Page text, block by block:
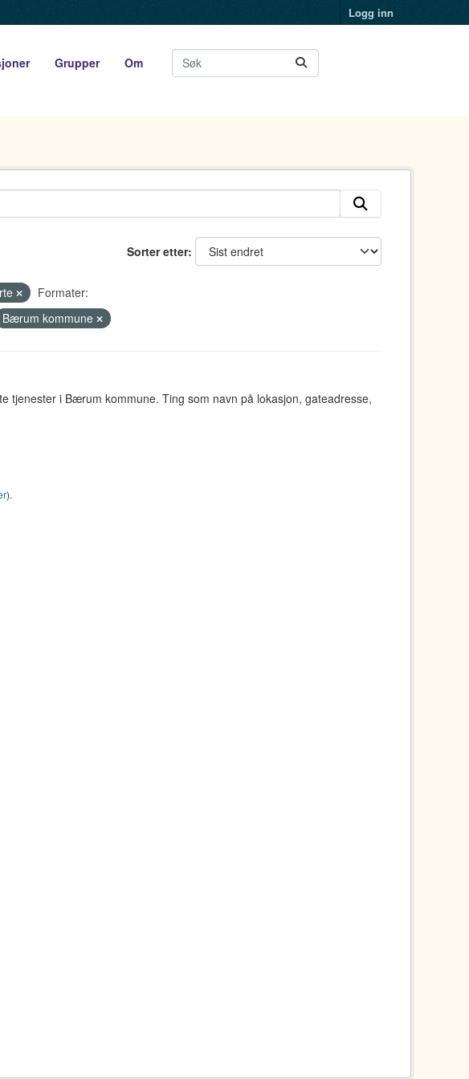
Logg inn
Grupper Om
Sorter etter
Formater:
Bærum kommune
tjenester i Bærum kommune. Ting som navn på lokasjon, gateadresse,
).